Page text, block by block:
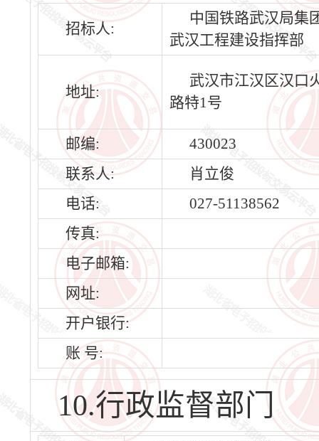
招标人:
中国铁路武汉局集
武汉工程建设指挥部
地址:
武汉市江汉区汉口
路特1号
邮编:
430023
联系人:
肖立俊
电话:
027-51138562
传真:
电子邮箱:
网址:
开户银行:
账 号:
10.行政监督部门